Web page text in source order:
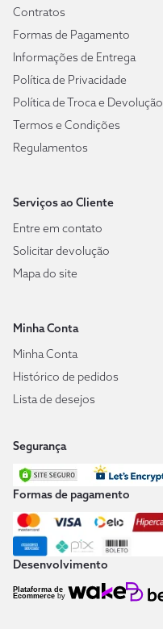
Contratos
Formas de Pagamento
Informações de Entrega
Política de Privacidade
Política de Troca e Devolução
Termos e Condições
Regulamentos
Serviços ao Cliente
Entre em contato
Solicitar devolução
Mapa do site
Minha Conta
Minha Conta
Histórico de pedidos
Lista de desejos
Segurança
Formas de pagamento
Desenvolvimento